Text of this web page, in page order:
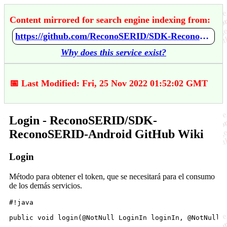
Content mirrored for search engine indexing from:
https://github.com/ReconoSERID/SDK-ReconoSERID-Android/wiki/Login
Why does this service exist?
📅 Last Modified: Fri, 25 Nov 2022 01:52:02 GMT
Login - ReconoSERID/SDK-
ReconoSERID-Android GitHub Wiki
Login
Método para obtener el token, que se necesitará para el consumo
de los demás servicios.
#!java